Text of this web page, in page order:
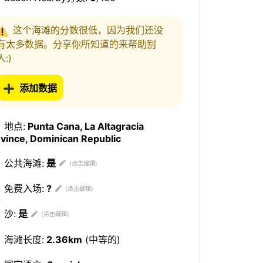
这个海滩的分数很低，因为我们还没
太多数据。分享你所知道的来帮助别
:)
添加数据
地点: Punta Cana, La Altagracia
Dominican Republic
公共海滩: 是
免费入场: ?
沙: 是
海滩长度: 2.36km (中等的)